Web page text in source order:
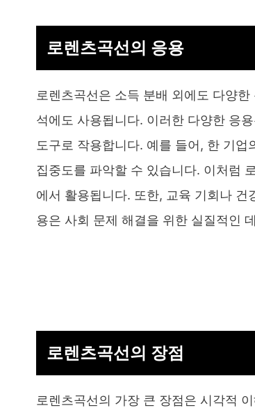
로렌츠곡선의 응용
로렌츠곡선은 소득 분배 외에도 다양
석에도 사용됩니다. 이러한 다양한 응
도구로 작용합니다. 예를 들어, 한 기
집중도를 파악할 수 있습니다. 이처럼
에서 활용됩니다. 또한, 교육 기회나
용은 사회 문제 해결을 위한 실질적인
로렌츠곡선의 장점
로렌츠곡선의 가장 큰 장점은 시각적